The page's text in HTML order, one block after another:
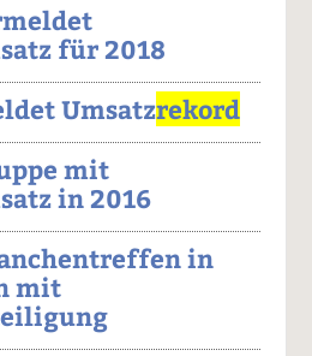
für 2018
Umsatzrekord
mit
in 2016
in
mit